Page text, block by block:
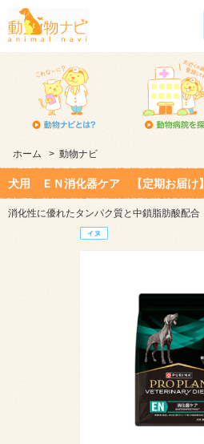
ホーム > 動物ナビ
犬用 ＥＮ消化器ケア 【定期お届け】
消化性に優れたタンパク質と中鎖脂肪酸配合